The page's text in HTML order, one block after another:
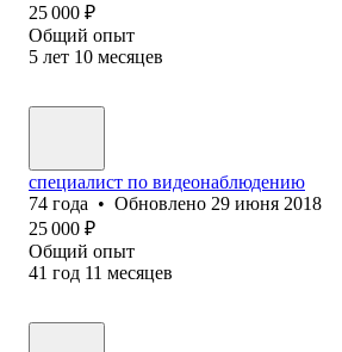
25 000 ₽
Общий опыт
5 лет 10 месяцев
специалист по видеонаблюдению
74 года • Обновлено 29 июня 2018
25 000 ₽
Общий опыт
41 год 11 месяцев